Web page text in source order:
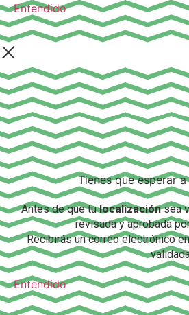
Entendido
Tienes que esperar
Antes de que tulocalizaciónsea
revisada y aprobada
Recibirás un correo electrónico
Entendido